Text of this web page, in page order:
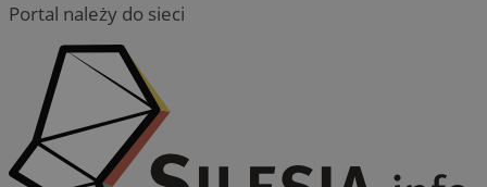
Portal należy do sieci
Niezbędne Wydajność Targetowanie